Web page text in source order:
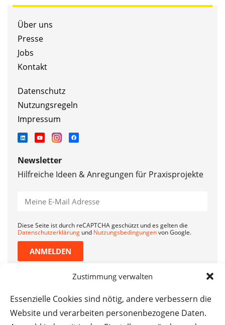
Zustimmung verwalten
Essenzielle Cookies sind nötig, andere verbessern die
Website und verarbeiten personenbezogene Daten.
Über uns
Presse
Jobs
Kontakt
Datenschutz
Nutzungsregeln
Impressum
Newsletter
Hilfreiche Ideen & Anregungen für Praxisprojekte
Diese Seite ist durch reCAPTCHA geschützt und es gelten die
Datenschutzerklärung und Nutzungsbedingungenvon Google.
ANMELDEN